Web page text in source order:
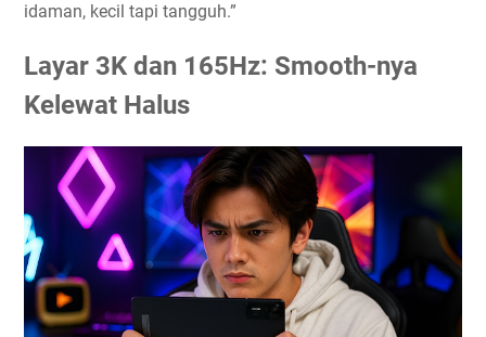
idaman, kecil tapi tangguh.”
Layar 3K dan 165Hz: Smooth-nya
Kelewat Halus